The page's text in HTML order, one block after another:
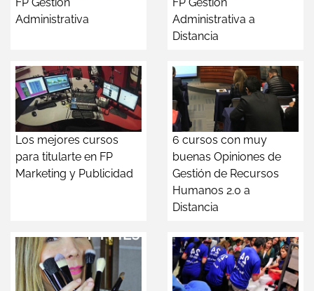
FP Gestión
Administrativa
FP Gestión
Administrativa a
Distancia
Los mejores cursos
para titularte en FP
Marketing y Publicidad
6 cursos con muy
buenas Opiniones de
Gestión de Recursos
Humanos 2.0 a
Distancia